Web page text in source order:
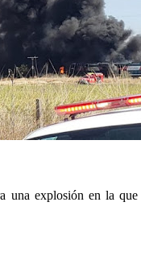
una explosión en la